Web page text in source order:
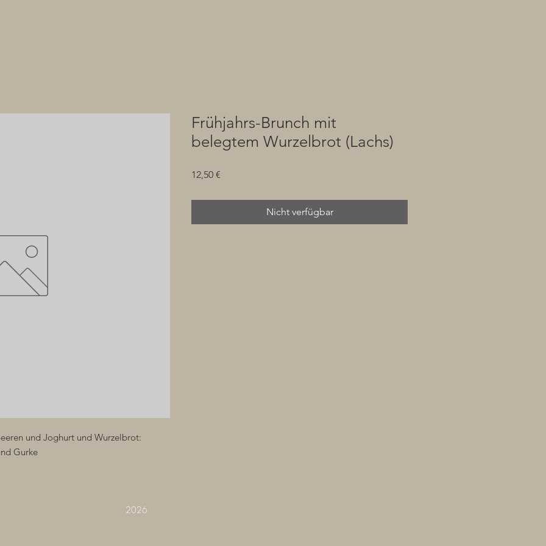
und Joghurt und Wurzelbrot:
Gurke
Frühjahrs-Brunch mit
belegtem Wurzelbrot (Lachs)
12,50 €
Nicht verfügbar
2026